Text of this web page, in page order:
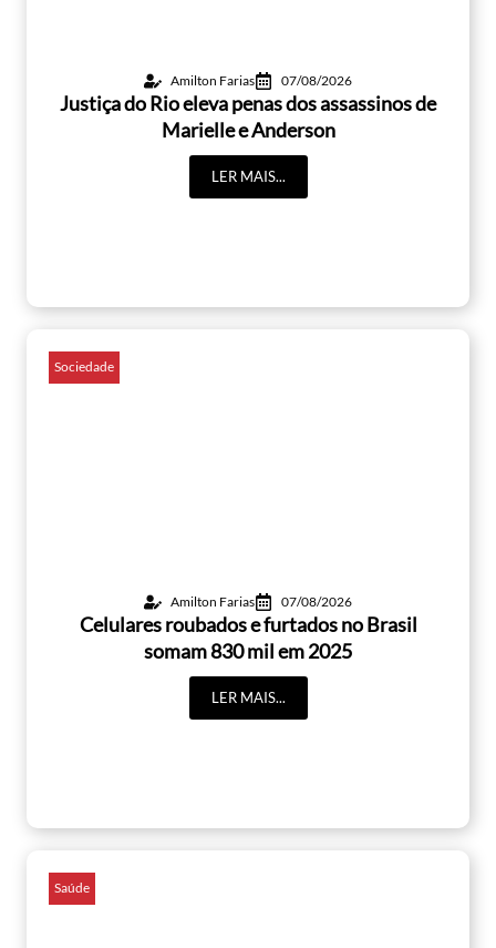
Amilton Farias 07/08/2026
Justiça do Rio eleva penas dos assassinos de
Marielle e Anderson
LER MAIS...
Sociedade
Amilton Farias 07/08/2026
Celulares roubados e furtados no Brasil
somam 830 mil em 2025
LER MAIS...
Saúde